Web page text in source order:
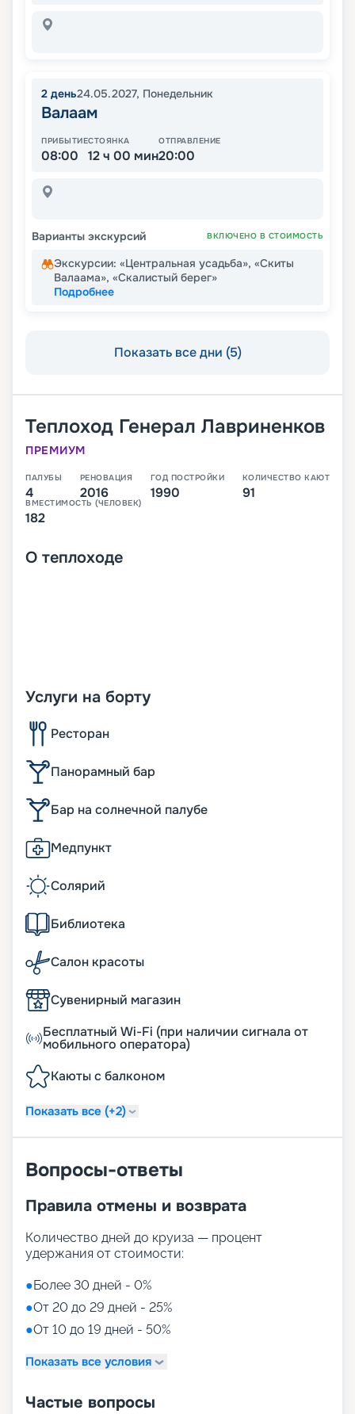
2 день24.05.2027, Понедельник
Валаам
ПРИБЫТИЕ
08:00
СТОЯНКА
12 ч 00 мин
ОТПРАВЛЕНИЕ
20:00
Варианты экскурсий ВКЛЮЧЕНО В СТОИМОСТЬ
Экскурсии: «Центральная усадьба», «Скиты
Валаама», «Скалистый берег»
Подробнее
Показать все дни (5)
Теплоход Генерал Лавриненков
ПРЕМИУМ
ПАЛУБЫ
4
РЕНОВАЦИЯ
2016
ГОД ПОСТРОЙКИ
1990
КОЛИЧЕСТВО КАЮТ
91
ВМЕСТИМОСТЬ (ЧЕЛОВЕК)
182
О теплоходе
Услуги на борту
Ресторан
Панорамный бар
Бар на солнечной палубе
Медпункт
Солярий
Библиотека
Салон красоты
Сувенирный магазин
Бесплатный Wi-Fi (при наличии сигнала от
мобильного оператора)
Каюты с балконом
Показать все (+2)
Вопросы-ответы
Правила отмены и возврата
Количество дней до круиза — процент
удержания от стоимости:
●Более 30 дней - 0%
●От 20 до 29 дней - 25%
●От 10 до 19 дней - 50%
Показать все условия
Частые вопросы